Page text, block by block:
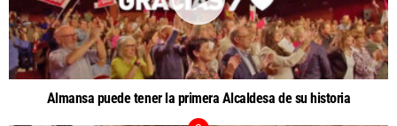
Almansa puede tener la primera Alcaldesa de su historia